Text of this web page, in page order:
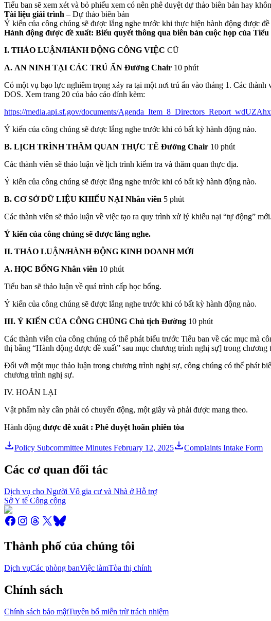
Tiểu ban sẽ xem xét và bỏ phiếu xem có nên phê duyệt dự thảo biên bản hay
Tài liệu giải trình – Dự thảo biên bản
Ý kiến của công chúng sẽ được lắng nghe trước khi thực hiện hành động được đề
Hành động được đề xuất: Biểu quyết thông qua biên bản cuộc họp của
I. THẢO LUẬN/HÀNH ĐỘNG CÔNG VIỆC CŨ
A. AN NINH TẠI CÁC TRÚ ẨN Đường Chair 10 phút
Có một vụ bạo lực nghiêm trọng xảy ra tại một nơi trú ẩn vào tháng 1. Các
DOS. Xem trang 20 của báo cáo đính kèm:
https://media.api.sf.gov/documents/
Ý kiến của công chúng sẽ được lắng nghe trước khi có bất kỳ hành động nào.
B. LỊCH TRÌNH THĂM QUAN THỰC TẾ Đường Chair 10 phút
Các thành viên sẽ thảo luận về lịch trình kiểm tra và thăm quan thực địa.
Ý kiến của công chúng sẽ được lắng nghe trước khi có bất kỳ hành động nào.
B. CƠ SỞ DỮ LIỆU KHIẾU NẠI Nhân viên 5 phút
Các thành viên sẽ thảo luận về việc tạo ra quy trình xử lý khiếu nại “tự động” mới.
Ý kiến của công chúng sẽ được lắng nghe.
II. THẢO LUẬN/HÀNH ĐỘNG KINH DOANH MỚI
A. HỌC BỔNG Nhân viên 10 phút
Tiểu ban sẽ thảo luận về quá trình cấp học bổng.
Ý kiến của công chúng sẽ được lắng nghe trước khi có bất kỳ hành động nào.
III. Ý KIẾN CỦA CÔNG CHÚNG Chủ tịch Đường 10 phút
Các thành viên của công chúng có thể phát biểu trước Tiểu ban về các mục mà
thị bằng “Hành động được đề xuất” sau mục chương trình nghị sự] trong
Đối với một mục thảo luận trong chương trình nghị sự, công chúng có thể phát
chương trình nghị sự.
IV. HOÃN LẠI
Vật phẩm này cần phải có chuyển động, một giây và phải được mang theo.
Hành động được đề xuất : Phê duyệt hoãn phiên tòa
Policy Subcommittee Minutes February 12, 2025 Complaints Intake Form
Các cơ quan đối tác
Dịch vụ cho Người Vô gia cư và Nhà ở Hỗ trợ
Sở Y tế Công cộng
Thành phố của chúng tôi
Dịch vụCác phòng banViệc làmTòa thị chính
Chính sách
Chính sách bảo mậtTuyên bố miễn trừ trách nhiệm